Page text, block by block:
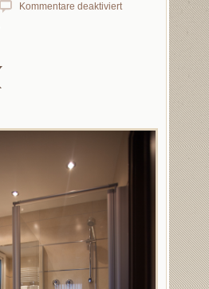
Kommentare deaktiviert